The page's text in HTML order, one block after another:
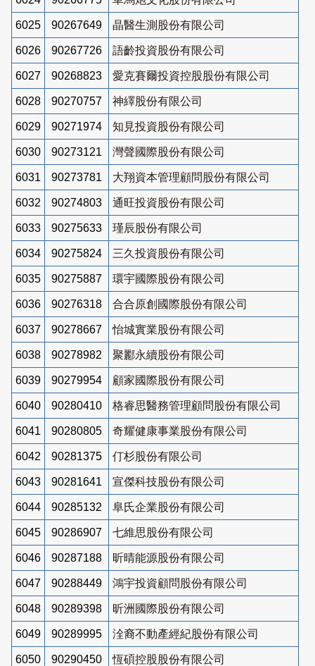
6025 90267649 晶醫生測股份有限公司
6026 90267726 語齡投資股份有限公司
6027 90268823 愛克賽爾投資控股股份有限公司
6028 90270757 神繹股份有限公司
6029 90271974 知見投資股份有限公司
6030 90273121 灣聲國際股份有限公司
6031 90273781 大翔資本管理顧問股份有限公司
6032 90274803 通旺投資股份有限公司
6033 90275633 瑾辰股份有限公司
6034 90275824 三久投資股份有限公司
6035 90275887 環宇國際股份有限公司
6036 90276318 合合原創國際股份有限公司
6037 90278667 怡城實業股份有限公司
6038 90278982 聚酈永續股份有限公司
6039 90279954 顧家國際股份有限公司
6040 90280410 格睿思醫務管理顧問股份有限公司
6041 90280805 奇耀健康事業股份有限公司
6042 90281375 仃杉股份有限公司
6043 90281641 宣傑科技股份有限公司
6044 90285132 阜氏企業股份有限公司
6045 90286907 七維思股份有限公司
6046 90287188 昕晴能源股份有限公司
6047 90288449 鴻宇投資顧問股份有限公司
6048 90289398 昕洲國際股份有限公司
6049 90289995 洤裔不動產經紀股份有限公司
6050 90290450
恆碩控股股份有限公司